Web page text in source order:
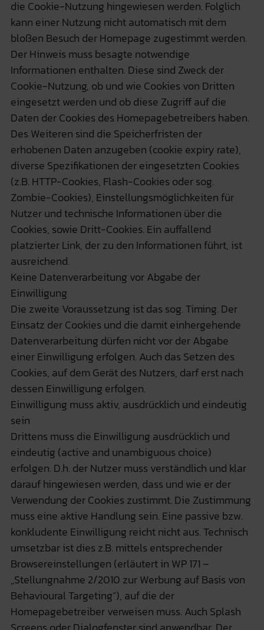
die Cookie-Nutzung hingewiesen werden. Folglich
kann einer Nutzung nicht automatisch mit dem
bloßen Besuch der Homepage zugestimmt werden.
Der Hinweis muss besagte notwendige
Informationen enthalten. Diese sind Zweck der
Cookie-Nutzung, ob und wie Cookies von Dritten
eingesetzt werden und ob diese Zugriff auf die
Daten der Cookies des Homepagebetreibers haben.
Des Weiteren sind die Speicherfristen der
erhobenen Daten anzugeben (cookie expiry rate),
diverse Spezifikationen der eingesetzten Cookies
(z.B. HTTP-Cookies, Flash-Cookies oder sog.
Zombie-Cookies), Einstellungsmöglichkeiten für
Nutzer und technische Informationen über die
Cookies, sowie Dritt-Cookies. Ein auffallend
platzierter Link, der zu den Informationen führt, ist
ausreichend.
Keine Datenverarbeitung vor Abgabe der
Einwilligung
Die zweite Voraussetzung ist das sog. Timing. Der
Einsatz der Cookies und die damit einhergehende
Datenverarbeitung dürfen nicht vor der Abgabe
einer Einwilligung erfolgen. Auch das Setzen des
Cookies, auf dem Gerät des Nutzers, darf erst nach
dessen Einwilligung erfolgen.
Einwilligung muss aktiv, ausdrücklich und eindeutig
sein
Drittens muss die Einwilligung ausdrücklich und
eindeutig (active and unambiguous choice)
erfolgen. D.h. der Nutzer muss verständlich und klar
darauf hingewiesen werden, dass und wie er der
Verwendung der Cookies zustimmt. Die Zustimmung
muss eine aktive Handlung sein. Eine passive bzw.
konkludente Einwilligung reicht nicht aus. Technisch
umsetzbar ist dies z.B. mittels entsprechender
Browsereinstellungen (erläutert in WP 171 –
„Stellungnahme 2/2010 zur Werbung auf Basis von
Behavioural Targeting“), auf die der
Homepagebetreiber verweisen muss. Auch Splash